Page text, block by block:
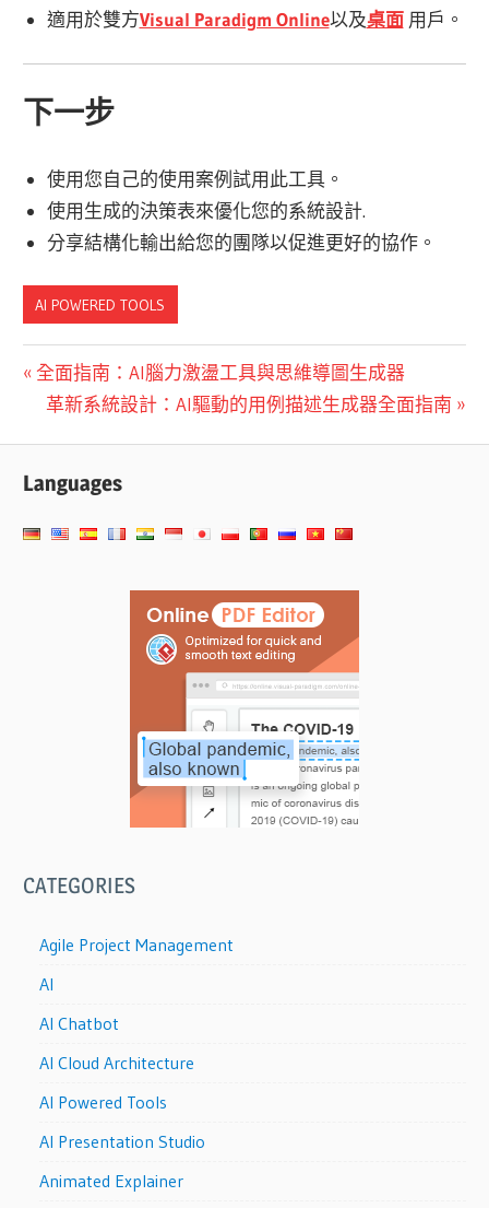
適用於雙方Visual Paradigm Online以及桌面用戶。
下一步
使用您自己的使用案例試用此工具。
使用生成的決策表來優化您的系統設計.
分享結構化輸出給您的團隊以促進更好的協作。
AI POWERED TOOLS
文
章
覽
Previous
Post:
全面指南：AI腦力激盪工具與思維導圖生成器
Next
革新系統設計：AI驅動的用例描述生成器全面指南
Languages
CATEGORIES
Agile Project Management
AI
AI Chatbot
AI Cloud Architecture
AI Powered Tools
AI Presentation Studio
Animated Explainer